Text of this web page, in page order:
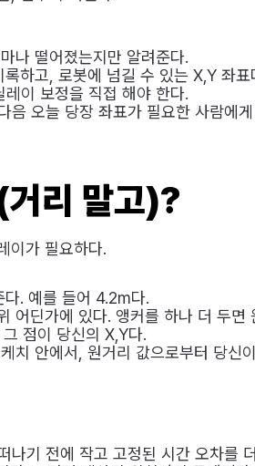
나 떨어졌는지만 알려준다.
하고, 로봇에 넘길 수 있는 X,Y 좌표
이 보정을 직접 해야 한다.
오늘 당장 좌표가 필요한 사람에
리 말고)?
이가 필요하다.
다. 예를 들어 4.2m다.
어딘가에 있다. 앵커를 하나 더 두면
점이 당신의 X,Y다.
치 안에서, 원거리 값으로부터 당신
나기 전에 작고 고정된 시간 오차를